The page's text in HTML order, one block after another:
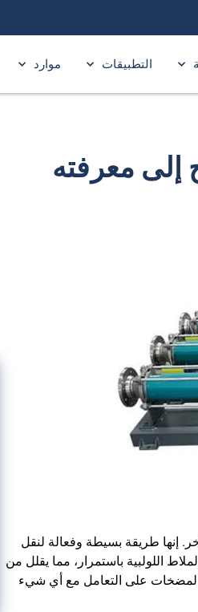
التطبيقات موارد
إلى معرفته
إنها طريقة بسيطة وفعالة لنقل
اللولبية باستمرار، مما يقلل من
المضخات على التعامل مع أي شيء